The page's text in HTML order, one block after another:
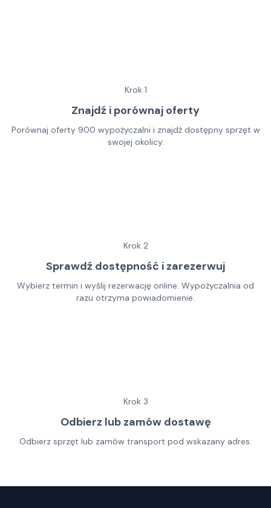
Krok 1
Znajdź i porównaj oferty
Porównaj oferty 900 wypożyczalni i znajdź dostępny sprzęt w
swojej okolicy.
Krok 2
Sprawdź dostępność i zarezerwuj
Wybierz termin i wyślij rezerwację online. Wypożyczalnia od
razu otrzyma powiadomienie.
Krok 3
Odbierz lub zamów dostawę
Odbierz sprzęt lub zamów transport pod wskazany adres.